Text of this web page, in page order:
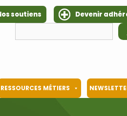
soutiens
Devenir
RESSOURCES MÉTIERS